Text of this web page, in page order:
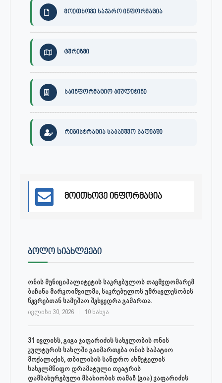
მოითხოვე საჯარო ინფორმაცია
ტურიზმი
საინფორმაციო ბიულეტინი
რეგისტრაცია საბავშვო ბაღებში
მოითხოვე ინფორმაცია
ᲑᲝᲚᲝ ᲡᲘᲐᲮᲚᲔᲔᲑᲘ
ონის მუნიციპალიტეტის საკრებულოს თავმჯდომარემ
ბაჩანა მარკოიშვილმა, საკრებულოს უმრავლესობის
წევრებთან სამუშაო შეხვედრა გამართა.
ივლისი 30, 2026 10 ნახვა
31 ივლისს, გიგა ჯაფარიძის სახელობის ონის
კულტურის სახლში გაიმართება ონის საპატიო
მოქალაქის, თბილისის სანდრო ახმეტელის
სახელმწიფო დრამატული თეატრის
დამსახურებული მსახიობის თამაზ (გია) ჯაფარიძის